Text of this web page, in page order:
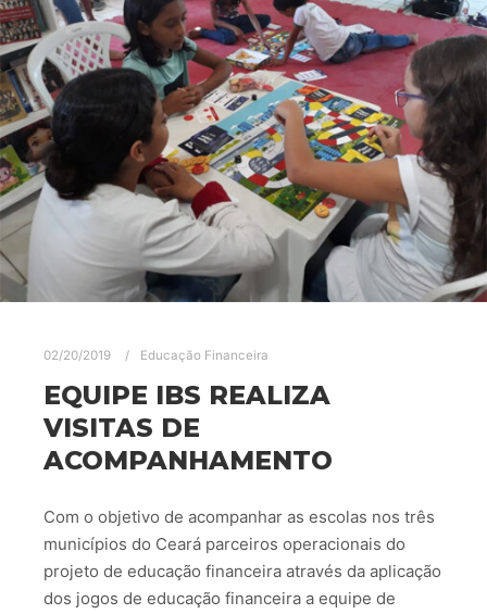
02/20/2019 Educação Financeira
EQUIPE IBS REALIZA
VISITAS DE
ACOMPANHAMENTO
Com o objetivo de acompanhar as escolas nos três
municípios do Ceará parceiros operacionais do
projeto de educação financeira através da aplicação
dos jogos de educação financeira a equipe de